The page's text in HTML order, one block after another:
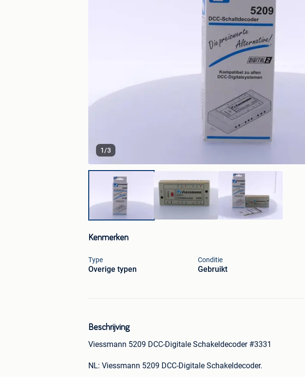
1/3
Kenmerken
Type
Overige typen
Conditie
Gebruikt
Beschrijving
Viessmann 5209 DCC-Digitale Schakeldecoder #3331
NL: Viessmann 5209 DCC-Digitale Schakeldecoder.